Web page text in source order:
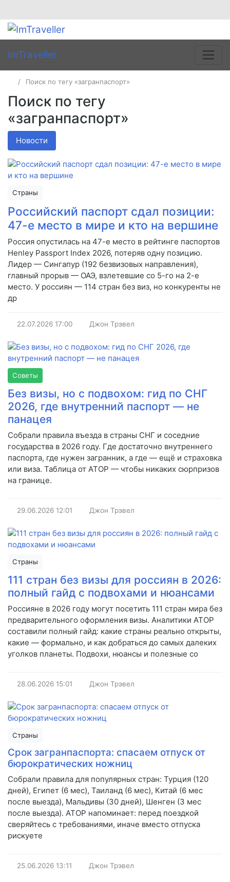
ImTraveller
Поиск по тегу «загранпаспорт»
Поиск по тегу
«загранпаспорт»
Новости
Страны
Российский паспорт сдал позиции:
47-е место в мире и кто на вершине
Россия опустилась на 47-е место в рейтинге паспортов
Henley Passport Index 2026, потеряв одну позицию.
Лидер — Сингапур (192 безвизовых направления),
главный прорыв — ОАЭ, взлетевшие со 5-го на 2-е
место. У россиян — 114 стран без виз, но конкуренты не
др
22.07.2026 17:00 Джон Трэвел
Советы
Без визы, но с подвохом: гид по СНГ
2026, где внутренний паспорт — не
панацея
Собрали правила въезда в страны СНГ и соседние
государства в 2026 году. Где достаточно внутреннего
паспорта, где нужен загранник, а где — ещё и страховка
или виза. Таблица от АТОР — чтобы никаких сюрпризов
на границе.
29.06.2026 12:01 Джон Трэвел
Страны
111 стран без визы для россиян в 2026:
полный гайд с подвохами и нюансами
Россияне в 2026 году могут посетить 111 стран мира без
предварительного оформления визы. Аналитики АТОР
составили полный гайд: какие страны реально открыты,
какие — формально, и как добраться до самых далеких
уголков планеты. Подвохи, нюансы и полезные со
28.06.2026 15:01 Джон Трэвел
Страны
Срок загранпаспорта: спасаем отпуск от
бюрократических ножниц
Собрали правила для популярных стран: Турция (120
дней), Египет (6 мес), Таиланд (6 мес), Китай (6 мес
после выезда), Мальдивы (30 дней), Шенген (3 мес
после выезда). АТОР напоминает: перед поездкой
сверяйтесь с требованиями, иначе вместо отпуска
рискуете
25.06.2026 13:11 Джон Трэвел